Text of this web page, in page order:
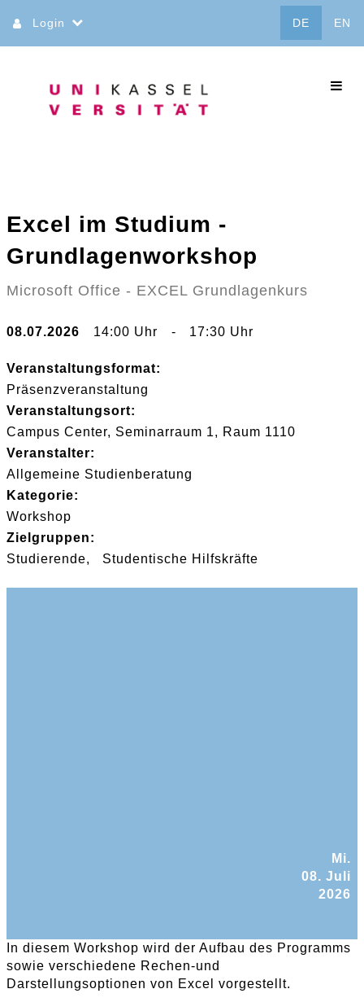
zum
Inhalt
Login DE EN
Excel im Studium -
Grundlagenworkshop
Microsoft Office - EXCEL Grundlagenkurs
08.07.2026 14:00 Uhr - 17:30 Uhr
Veranstaltungsformat:
Präsenzveranstaltung
Veranstaltungsort:
Campus Center, Seminarraum 1, Raum 1110
Veranstalter:
Allgemeine Studienberatung
Kategorie:
Workshop
Zielgruppen:
Studierende
Studentische Hilfskräfte
Mi.
08. Juli
2026
In diesem Workshop wird der Aufbau des Programms
sowie verschiedene Rechen-und
Darstellungsoptionen von Excel vorgestellt.